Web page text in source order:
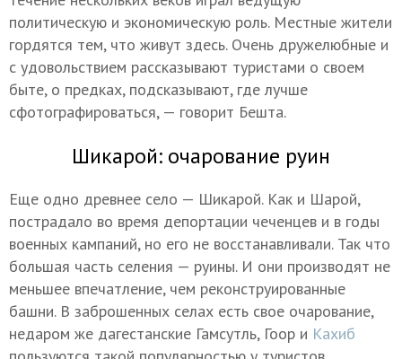
политическую и экономическую роль. Местные жители
гордятся тем, что живут здесь. Очень дружелюбные и
с удовольствием рассказывают туристами о своем
быте, о предках, подсказывают, где лучше
сфотографироваться, — говорит Бешта.
Шикарой: очарование руин
Еще одно древнее село — Шикарой. Как и Шарой,
пострадало во время депортации чеченцев и в годы
военных кампаний, но его не восстанавливали. Так что
большая часть селения — руины. И они производят не
меньшее впечатление, чем реконструированные
башни. В заброшенных селах есть свое очарование,
недаром же дагестанские Гамсутль, Гоор и Кахиб